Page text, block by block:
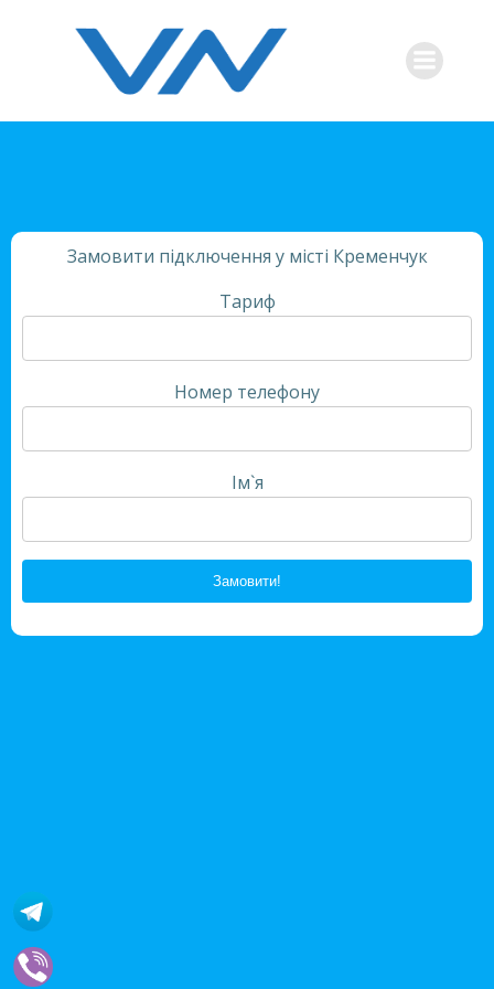
содержимому
Замовити підключення у місті Кременчук
Тариф
Номер телефону
Ім`я